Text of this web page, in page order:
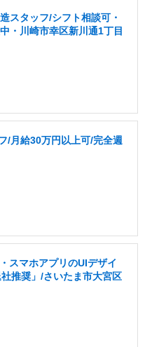
スタッフ/シフト相談可・
・川崎市幸区新川通1丁目
/月給30万円以上可/完全週
スマホアプリのUIデザイ
推奨」/さいたま市大宮区